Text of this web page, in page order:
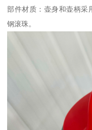
部件材质：壶身和壶柄采
钢滚珠。